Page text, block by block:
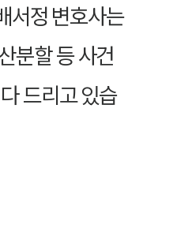
서정 변호사는
분할 등 사건
드리고 있습